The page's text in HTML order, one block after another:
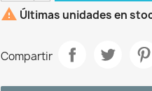
 Últimas unidades en
Compartir